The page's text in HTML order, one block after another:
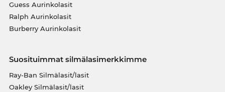
Guess Aurinkolasit
Ralph Aurinkolasit
Burberry Aurinkolasit
Suosituimmat silmälasimerkkimme
Ray-Ban Silmälasit/lasit
Oakley Silmälasit/lasit